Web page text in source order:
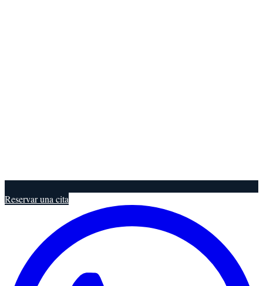
Reservar una cita